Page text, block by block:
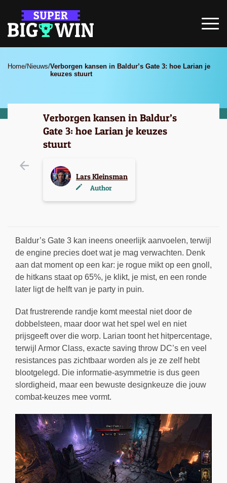
Home/Nieuws/Verborgen kansen in Baldur’s Gate 3: hoe Larian je
keuzes stuurt
Verborgen kansen in Baldur’s
Gate 3: hoe Larian je keuzes
stuurt
Lars Kleinsman
Author
Baldur’s Gate 3 kan ineens oneerlijk aanvoelen, terwijl
de engine precies doet wat je mag verwachten. Denk
aan dat moment op een kar: je rogue mikt op een gnoll,
de hitkans staat op 65%, je klikt, je mist, en een ronde
later ligt de helft van je party in puin.
Dat frustrerende randje komt meestal niet door de
dobbelsteen, maar door wat het spel wel en niet
prijsgeeft over die worp. Larian toont het hitpercentage,
terwijl Armor Class, exacte saving throw DC’s en veel
resistances pas zichtbaar worden als je ze zelf hebt
blootgelegd. Die informatie-asymmetrie is dus geen
slordigheid, maar een bewuste designkeuze die jouw
combat-keuzes mee vormt.